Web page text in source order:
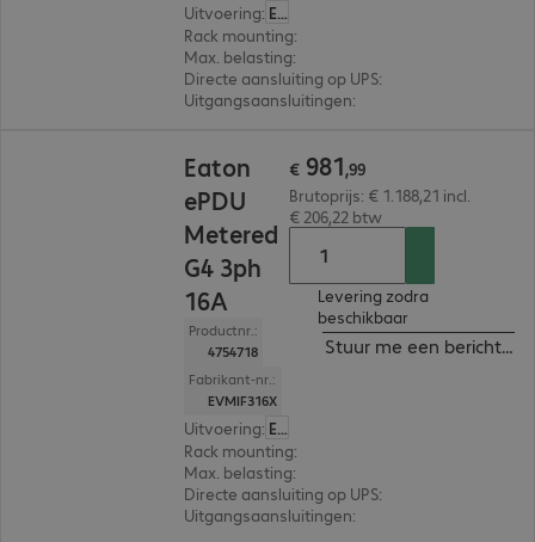
Uitvoering: Europa
Rack mounting:
Max. belasting:
Directe aansluiting op UPS:
Uitgangsaansluitingen:
Eaton
ePDU
Metered
G4 3ph
16A
Productnr.:
4754718
Fabrikant-nr.:
EVMIF316X
Uitvoering: Europa
Rack mounting:
Max. belasting:
Directe aansluiting op UPS:
Uitgangsaansluitingen:
€ 981,99
Brutoprijs: € 1.188,21 incl.
€ 206,22 btw
Levering zodra
beschikbaar
Stuur me een bericht